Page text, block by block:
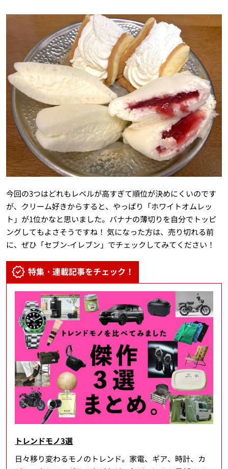
今回の3つはどれもレベルが高すぎて順位が決めにくいのです
が、クリーム好きからすると、やっぱり「ホワイトオムレッ
ト」が1位かなと思いました。バナナの薄切りを自分でトッピ
ングしてもよさそうですね！ 気になった方は、売り切れる前
に、ぜひ「セブン-イレブン」でチェックしてみてください！
特集・連載記事をチェック！
トレンドモノ3選
日々移り変わるモノのトレンド。家電、ギア、時計、カ